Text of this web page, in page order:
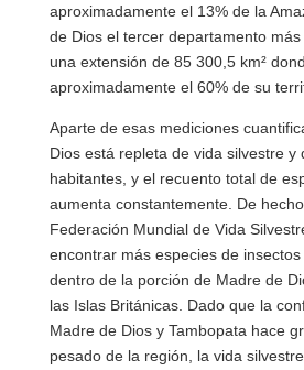
aproximadamente el 13% de la
de Dios el tercer departamento
una extensión de 85 300,5 km²
aproximadamente el 60% de su
Aparte de esas mediciones
Dios está repleta de vida silvestre y
habitantes, y el recuento total de
aumenta constantemente. De
Federación Mundial de Vida
encontrar más especies de
dentro de la porción de Madre de
las Islas Británicas. Dado que la
Madre de Dios y Tambopata hace
pesado de la región, la vida